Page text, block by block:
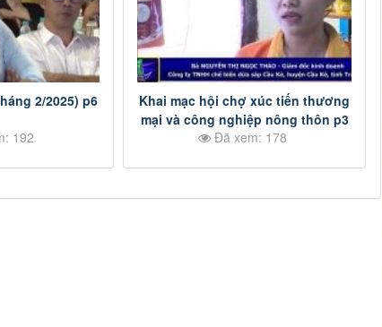
2/2025) p6
192
Khai mạc hội chợ xúc tiến thương
mại và công nghiệp nông thôn p3
Đã xem: 178